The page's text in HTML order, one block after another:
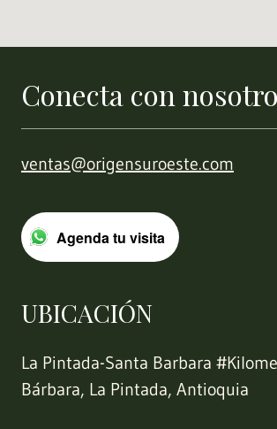
Conecta con
ventas@origensuroeste.com
Agenda tu visita
UBICACIÓN
La Pintada-Santa Barbara
Bárbara, La Pintada, Antioquia